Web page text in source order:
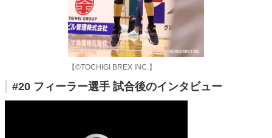
【©TOCHIGI BREX INC.】
#20 フィーラー選手 試合後のインタビュー